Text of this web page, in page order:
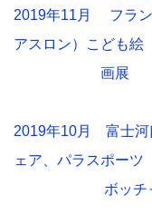
2019年11月 フラン
アスロン）こども絵
画展
2019年10月 富士河
ェア、パラスポーツ
ボッチャ体